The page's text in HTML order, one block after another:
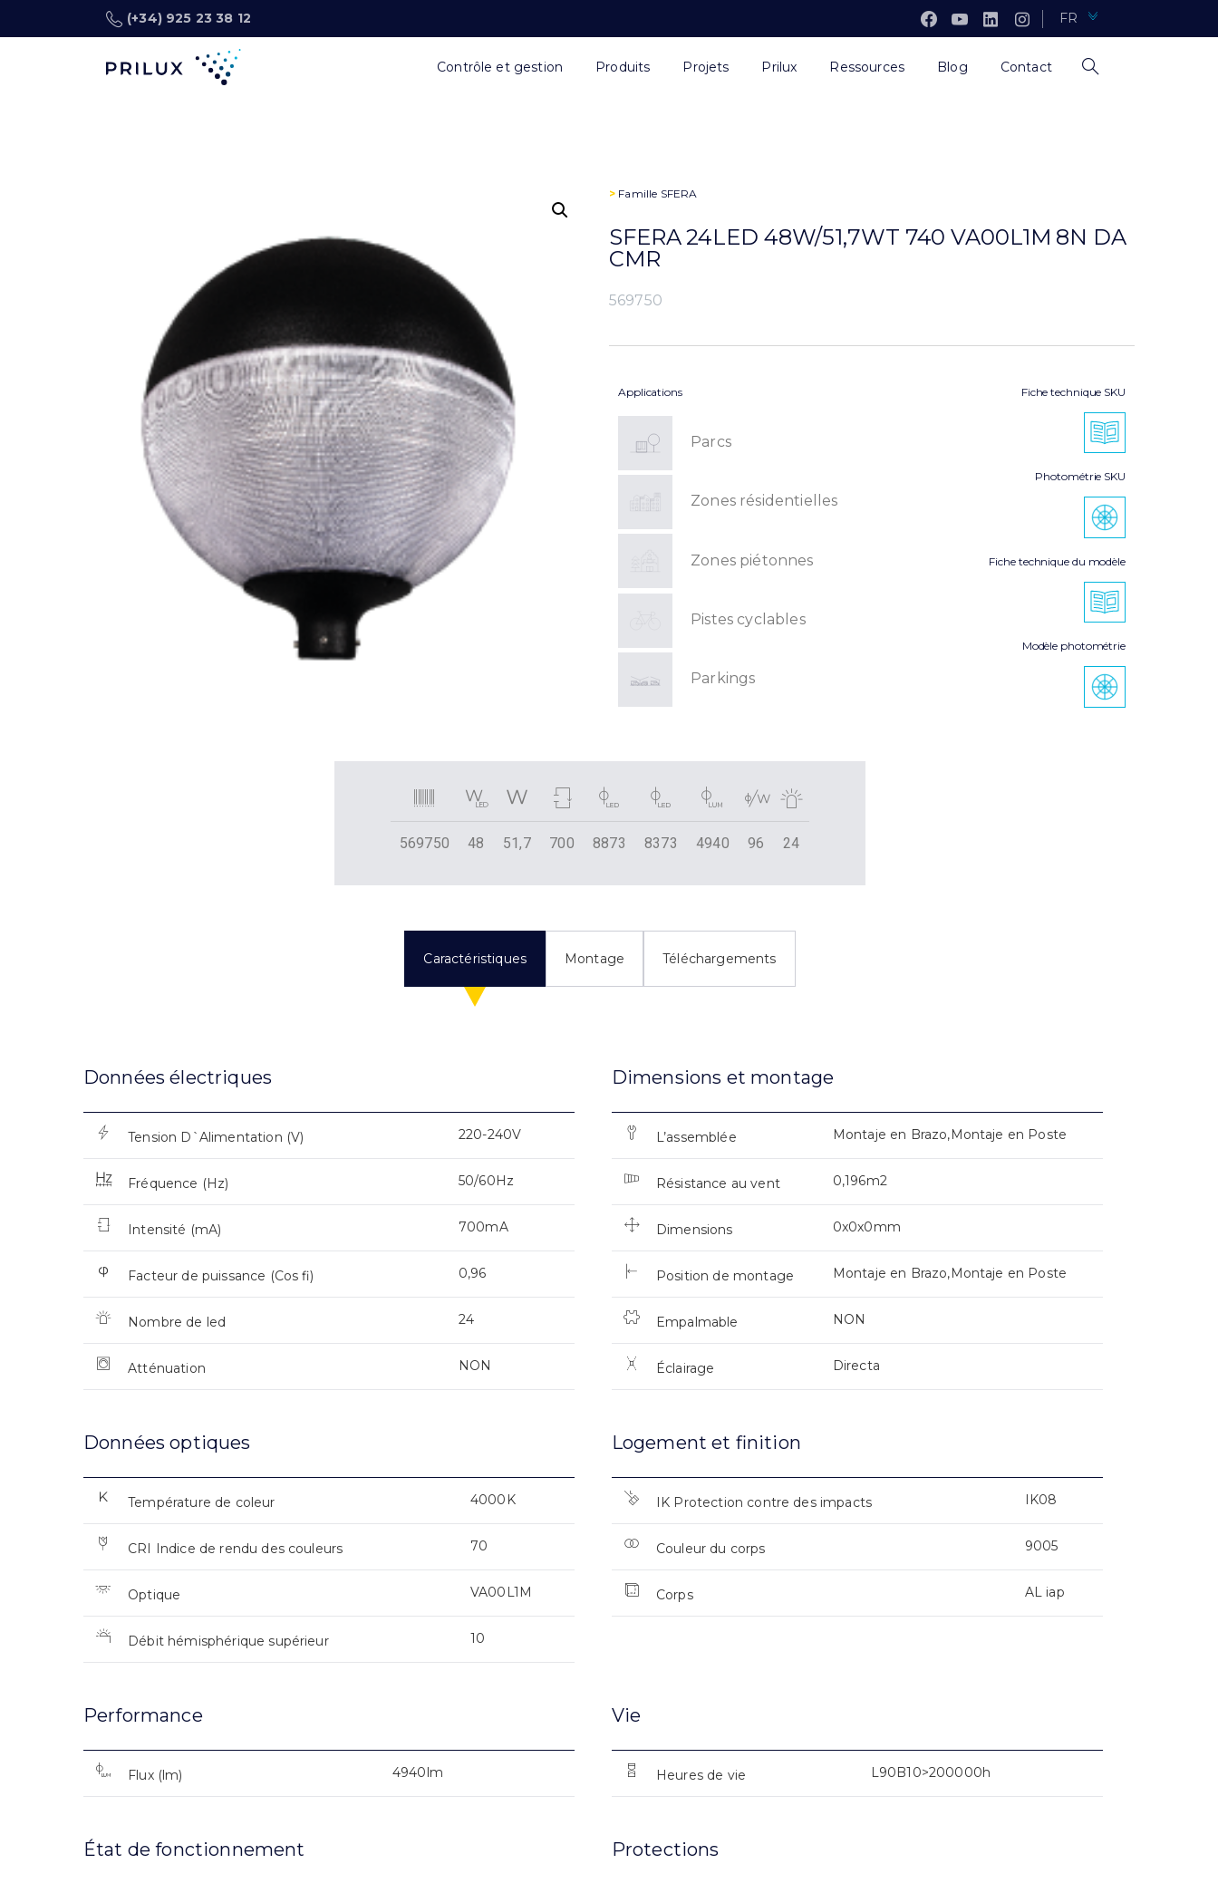
(+34) 925 23 38 12 FR
Contrôle et gestion Produits Projets Prilux Ressources Blog Contact
> Famille SFERA
SFERA 24LED 48W/51,7WT 740 VA00L1M 8N DA
CMR
569750
Applications
Parcs
Zones résidentielles
Zones piétonnes
Pistes cyclables
Parkings
Fiche technique SKU
Photométrie SKU
Fiche technique du modèle
Modèle photométrie
569750 48 51,7 700 8873 8373 4940 96 24
Caractéristiques Montage Téléchargements
Données électriques
Tension D`Alimentation (V) 220-240V
Fréquence (Hz) 50/60Hz
Intensité (mA) 700mA
Facteur de puissance (Cos fi) 0,96
Nombre de led 24
Atténuation NON
Dimensions et montage
L’assemblée Montaje en Brazo,Montaje en Poste
Résistance au vent 0,196m2
Dimensions 0x0x0mm
Position de montage Montaje en Brazo,Montaje en Poste
Empalmable NON
Éclairage Directa
Données optiques
Température de coleur 4000K
CRI Indice de rendu des couleurs 70
Optique VA00L1M
Débit hémisphérique supérieur 10
Logement et finition
IK Protection contre des impacts IK08
Couleur du corps 9005
Corps AL iap
Performance
Flux (lm) 4940lm
Vie
Heures de vie L90B10>200000h
État de fonctionnement Protections